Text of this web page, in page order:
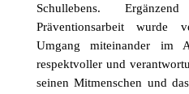
Schullebens.
Präventionsarbeit wurde
Umgang miteinander im
respektvoller und
seinen Mitmenschen und